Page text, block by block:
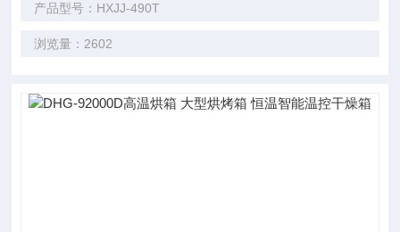
产品型号：HXJJ-490T
浏览量：2602